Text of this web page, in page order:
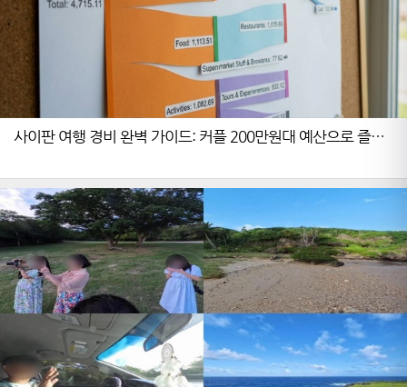
사이판 여행 경비 완벽 가이드: 커플 200만원대 예산으로 즐기